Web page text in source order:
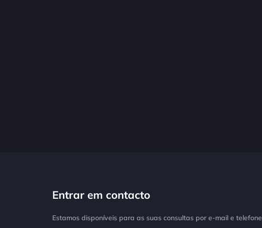
Entrar em contacto
Estamos disponíveis para as suas consultas por e-mail e telefone